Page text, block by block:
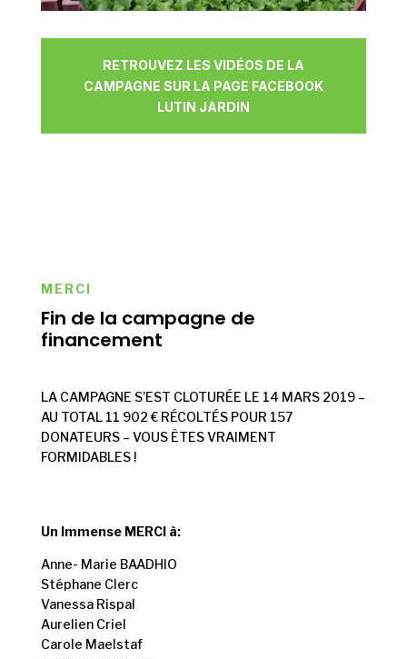
RETROUVEZ LES VIDÉOS DE LA
CAMPAGNE SUR LA PAGE FACEBOOK
LUTIN JARDIN
MERCI
Fin de la campagne de
financement
LA CAMPAGNE S’EST CLOTURÉE LE 14 MARS 2019 –
AU TOTAL 11 902 € RÉCOLTÉS POUR 157
DONATEURS – VOUS ÊTES VRAIMENT
FORMIDABLES !
Un Immense MERCI à:
Anne- Marie BAADHIO
Stéphane Clerc
Vanessa Rispal
Aurelien Criel
Carole Maelstaf